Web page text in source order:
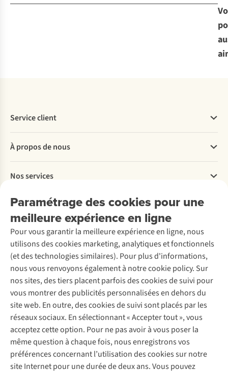
Paramétrage des cookies pour une
meilleure expérience en ligne
Pour vous garantir la meilleure expérience en ligne, nous
utilisons des cookies marketing, analytiques et fonctionnels
(et des technologies similaires). Pour plus d'informations,
nous vous renvoyons également à notre cookie policy. Sur
nos sites, des tiers placent parfois des cookies de suivi pour
vous montrer des publicités personnalisées en dehors du
site web. En outre, des cookies de suivi sont placés par les
réseaux sociaux. En sélectionnant « Accepter tout », vous
acceptez cette option. Pour ne pas avoir à vous poser la
même question à chaque fois, nous enregistrons vos
préférences concernant l’utilisation des cookies sur notre
site Internet pour une durée de deux ans. Vous pouvez
Service client
Commander
Payer
Livraison
Rétractation d'une commande
Entretien & réparations
Garantie
Contactez-nous
À propos de nous
Explore More
À propos d’Ayacucho
Nos magasins
À propos d’A.S.Adventure
Déclaration d'accessibilité
Nos services
Location / Location sports d’hiver
Entretien de ski
Service de lavage
Entretien de chaussures
Réparation de chaussures
Réparation de vêtements
Retouches
Pour les entreprises
Découvrez
A.S.Magazine
Explore Camp
Gear Check
Expertise & conseils
Abonnez-vous à la newsletter
Suivez-nous